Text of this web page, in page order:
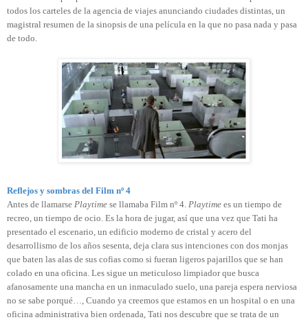
todos los carteles de la agencia de viajes anunciando ciudades distintas, un
magistral resumen de la sinopsis de una película en la que no pasa nada y pasa
de todo.
Reflejos y sombras del Film nº 4
Antes de llamarse Playtime se llamaba Film nº 4. Playtime es un tiempo de
recreo, un tiempo de ocio. Es la hora de jugar, así que una vez que Tati ha
presentado el escenario, un edificio moderno de cristal y acero del
desarrollismo de los años sesenta, deja clara sus intenciones con dos monjas
que baten las alas de sus cofias como si fueran ligeros pajarillos que se han
colado en una oficina. Les sigue un meticuloso limpiador que busca
afanosamente una mancha en un inmaculado suelo, una pareja espera nerviosa
no se sabe porqué…, Cuando ya creemos que estamos en un hospital o en una
oficina administrativa bien ordenada, Tati nos descubre que se trata de un